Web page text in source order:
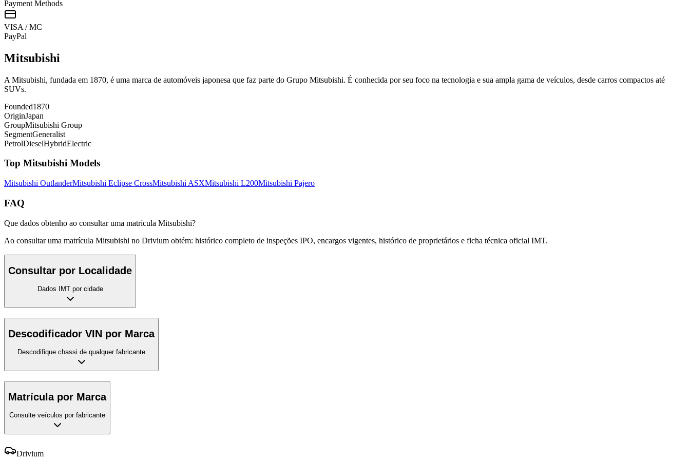
Payment Methods
VISA / MC
PayPal
Mitsubishi
A Mitsubishi, fundada em 1870, é uma marca de automóveis japonesa que faz parte do Grupo Mitsubishi. É conhecida por seu foco na tecnologia e sua ampla gama de veículos, desde carros compactos até
SUVs.
Founded1870
OriginJapan
GroupMitsubishi Group
SegmentGeneralist
PetrolDieselHybridElectric
Top Mitsubishi Models
Mitsubishi OutlanderMitsubishi Eclipse CrossMitsubishi ASXMitsubishi L200Mitsubishi Pajero
FAQ
Que dados obtenho ao consultar uma matrícula Mitsubishi?
Ao consultar uma matrícula Mitsubishi no Drivium obtém: histórico completo de inspeções IPO, encargos vigentes, histórico de proprietários e ficha técnica oficial IMT.
Consultar por Localidade
Dados IMT por cidade
Descodificador VIN por Marca
Descodifique chassi de qualquer fabricante
Matrícula por Marca
Consulte veículos por fabricante
Drivium